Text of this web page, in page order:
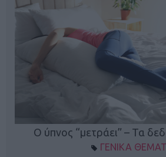
Ο ύπνος “μετράει” – Τα
ΓΕΝΙΚΑ